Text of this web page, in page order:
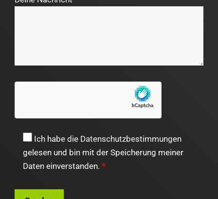
Ich habe die Datenschutzbestimmungen
gelesen und bin mit der Speicherung meiner
Daten einverstanden. *